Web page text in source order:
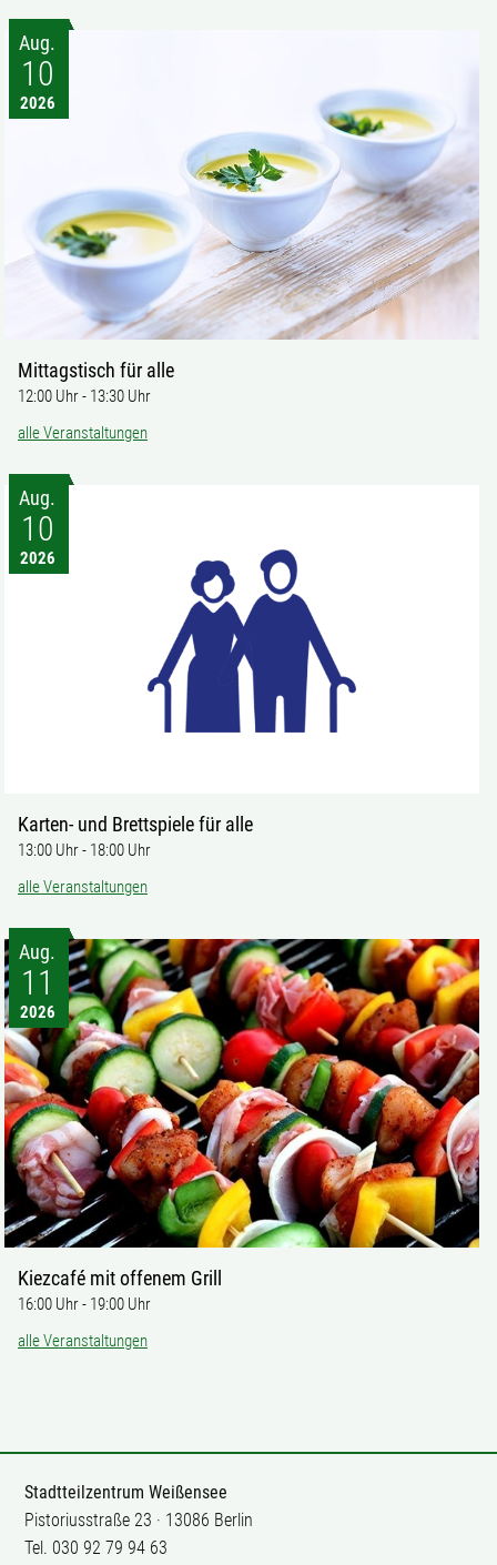
Aug.
10
2026
Mittagstisch für alle
12:00 Uhr- 13:30 Uhr
alle Veranstaltungen
Aug.
10
2026
Karten- und Brettspiele für alle
13:00 Uhr- 18:00 Uhr
alle Veranstaltungen
Aug.
11
2026
Kiezcafé mit offenem Grill
16:00 Uhr- 19:00 Uhr
alle Veranstaltungen
Stadtteilzentrum Weißensee
Pistoriusstraße 23 · 13086 Berlin
Tel. 030 92 79 94 63